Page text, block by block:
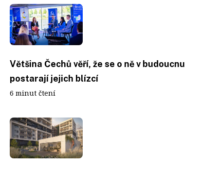
Většina Čechů věří, že se o ně v budoucnu
postarají jejich blízcí
6 minut čtení